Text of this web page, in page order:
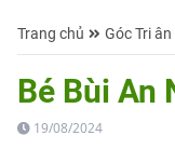
Trang chủ Góc Tri ân
Bé Bùi An
19/08/2024